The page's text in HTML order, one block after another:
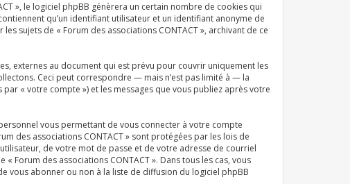
», le logiciel phpBB génèrera un certain nombre de cookies qui
qu’un identifiant utilisateur et un identifiant anonyme de
sujets de « Forum des associations CONTACT », archivant de ce
externes au document qui est prévu pour couvrir uniquement les
Ceci peut correspondre — mais n’est pas limité à — la
« votre compte ») et les messages que vous publiez après votre
vous permettant de vous connecter à votre compte
des associations CONTACT » sont protégées par les lois de
de votre mot de passe et de votre adresse de courriel
Forum des associations CONTACT ». Dans tous les cas, vous
vous abonner ou non à la liste de diffusion du logiciel phpBB